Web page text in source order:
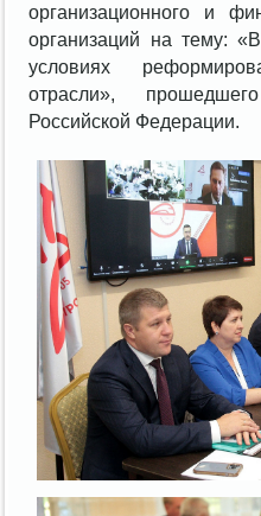
организационного и
организаций на тему:
условиях
отрасли»,
Российской Федерации.